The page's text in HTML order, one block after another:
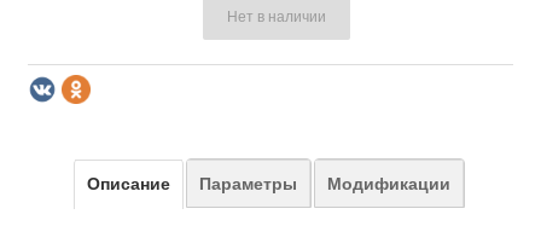
Нет в наличии
Описание Параметры Модификации